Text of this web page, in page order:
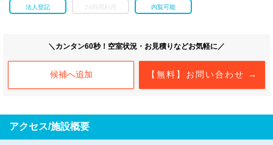
法人登記 24時間利用 内覧可能
＼カンタン60秒！空室状況・お見積りなどお気軽に／
【無料】お問い合わせ →
候補へ追加
アクセス/施設概要